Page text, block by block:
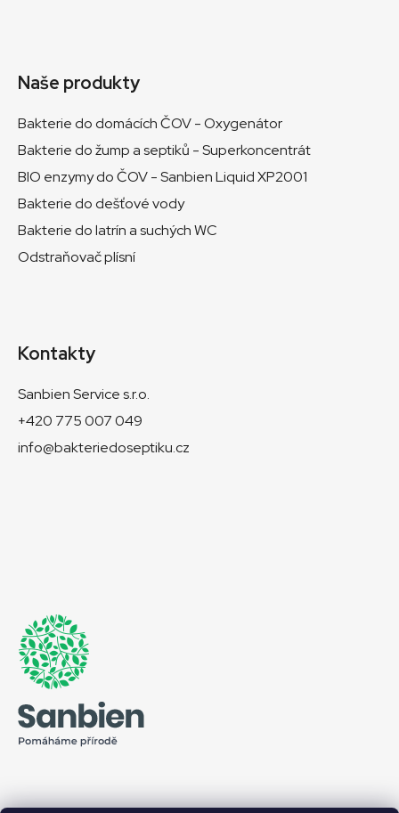
Naše produkty
Bakterie do domácích ČOV - Oxygenátor
Bakterie do žump a septiků - Superkoncentrát
BIO enzymy do ČOV - Sanbien Liquid XP2001
Bakterie do dešťové vody
Bakterie do latrín a suchých WC
Odstraňovač plísní
Kontakty
Sanbien Service s.r.o.
+420 775 007 049
info@bakteriedoseptiku.cz